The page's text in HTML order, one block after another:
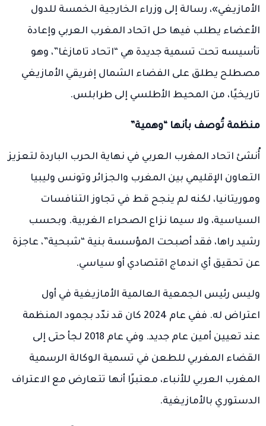
الأمازيغي»، رسالة إلى وزراء الخارجية الخمسة للدول
الأعضاء يطلب فيها حل اتحاد المغرب العربي وإعادة
تأسيسه تحت تسمية جديدة هي “اتحاد تامازغا”، وهو
مصطلح يطلق على الفضاء الشمال إفريقي الأمازيغي
تاريخيًا، من المحيط الأطلسي إلى طرابلس.
منظمة تُوصف بأنها “وهمية”
أُنشئ اتحاد المغرب العربي في نهاية الحرب الباردة لتعزيز
التعاون الإقليمي بين المغرب والجزائر وتونس وليبيا
وموريتانيا، لكنه لم ينجح قط في تجاوز التنافسات
السياسية، ولا سيما نزاع الصحراء الغربية. وبحسب
رشيد راها، فقد أصبحت المؤسسة بنية “شبحية”، عاجزة
عن تحقيق أي اندماج اقتصادي أو سياسي.
وليس رئيس الجمعية العالمية الأمازيغية في أول
اعتراض له. ففي عام 2024 كان قد ندّد بجمود المنظمة
عند تعيين أمين عام جديد. وفي عام 2018 لجأ حتى إلى
القضاء المغربي للطعن في تسمية الوكالة الرسمية
المغرب العربي للأنباء، معتبرًا أنها تتعارض مع الاعتراف
الدستوري بالأمازيغية.